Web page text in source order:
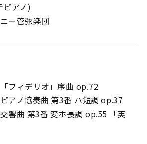
ピアノ)
ー管弦楽団
フィデリオ」序曲 op.72
第3番 ハ短調 op.37
変ホ長調 op.55 「英